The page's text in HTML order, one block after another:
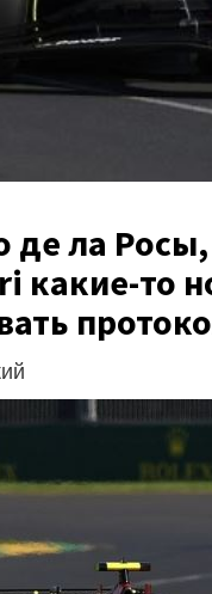
ла Росы,
какие-то